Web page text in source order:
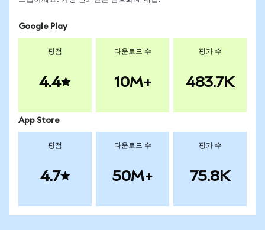
Google Play
평점
4.4
다운로드 수
10M+
평가 수
483.7K
App Store
평점
4.7
다운로드 수
50M+
평가 수
75.8K